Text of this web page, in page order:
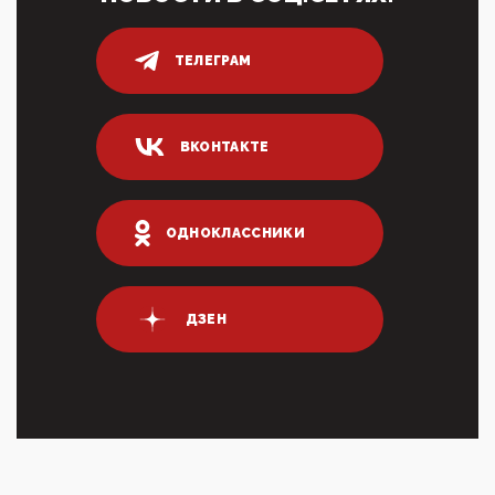
04:47, 10 Апреля 2026
ИНН для переводов по СБП это первый шаг из
логических двухЗаполнение ИНН при любых
переводах по ...
03:35, 10 Апреля 2026
крупных банках по итогам 2025 года превысило 63
млрд руб. ...
03:01, 10 Апреля 2026
что союзники просили Киев не наносить удары по
энергети...
01:54, 10 Апреля 2026
ТЕЛЕГРАМ
ВКОНТАКТЕ
ОДНОКЛАССНИКИ
ДЗЕН